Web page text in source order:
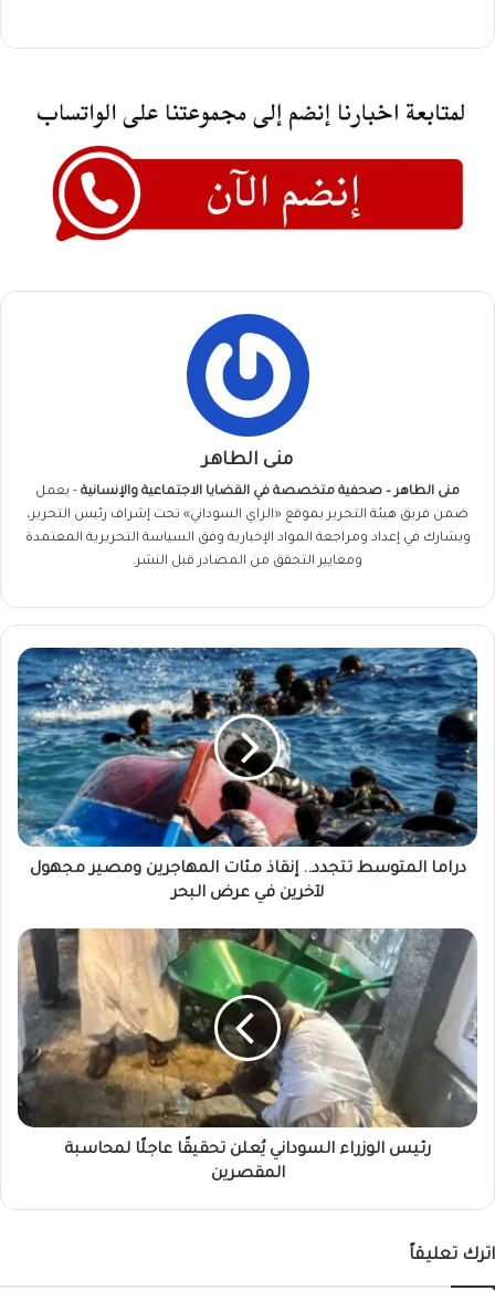
منى الطاهر
منى الطاهر – صحفية متخصصة في القضايا الاجتماعية والإنسانية - يعمل
ضمن فريق هيئة التحرير بموقع «الراي السوداني» تحت إشراف رئيس التحرير،
ويشارك في إعداد ومراجعة المواد الإخبارية وفق السياسة التحريرية المعتمدة
ومعايير التحقق من المصادر قبل النشر.
دراما
المتوسط
تتجدد..
إنقاذ
مئات
المهاجرين
ومصير
مجهول
لآخرين
فيدراما المتوسط تتجدد.. إنقاذ مئات المهاجرين ومصير مجهول
لآخرين في عرض البحر
رئيس
الوزراء
السوداني
يُعلن
تحقيقًا
عاجلًا
لمحاسبة
المقصرين
رئيس الوزراء السوداني يُعلن تحقيقًا عاجلًا لمحاسبة
المقصرين
اترك تعليقاً